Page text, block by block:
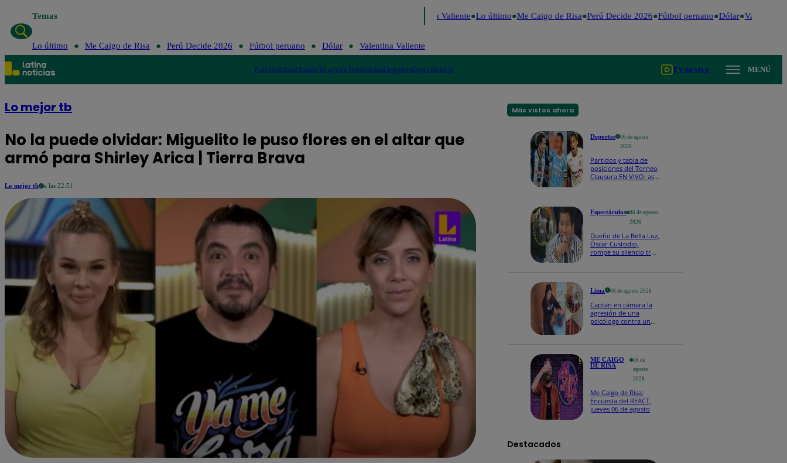
Temas Valentina Valiente Lo último Me Caigo de Risa Perú Decide 2026 Fútbol peruano Dólar Valentina
Lo último Me Caigo de Risa Perú Decide 2026 Fútbol peruano Dólar Valentina Valiente
PolíticaLimaMundoTe ayudoTendenciasDeportesEspectáculos TV en vivo MENÚ
Lo mejor tb
No la puede olvidar: Miguelito le puso flores en el altar que
armó para Shirley Arica | Tierra Brava
Lo mejor tb a las 22:51
Más vistos ahora
Deportes
06 de agosto
2026
Partidos y tabla de
posiciones del Torneo
Clausura EN VIVO: así
Espectáculos
06 de agosto
2026
Dueño de La Bella Luz,
Óscar Custodio,
rompe su silencio tras
Lima 06 de agosto 2026
Captan en cámara la
agresión de una
psicóloga contra un
ME CAIGO
DE RISA
06 de
agosto
2026
Me Caigo de Risa:
Encuesta del REACT,
jueves 06 de agosto
Destacados